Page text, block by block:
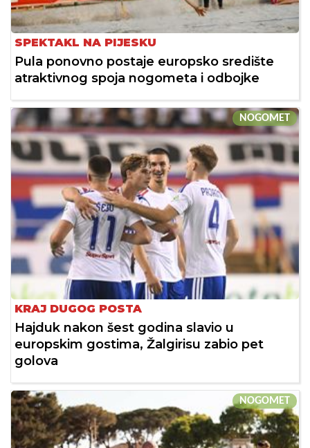
SPEKTAKL NA PIJESKU
Pula ponovno postaje europsko središte
atraktivnog spoja nogometa i odbojke
NOGOMET
KRAJ DUGOG POSTA
Hajduk nakon šest godina slavio u
europskim gostima, Žalgirisu zabio pet
golova
NOGOMET